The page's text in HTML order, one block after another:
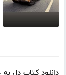
دانلود کتاب دل به